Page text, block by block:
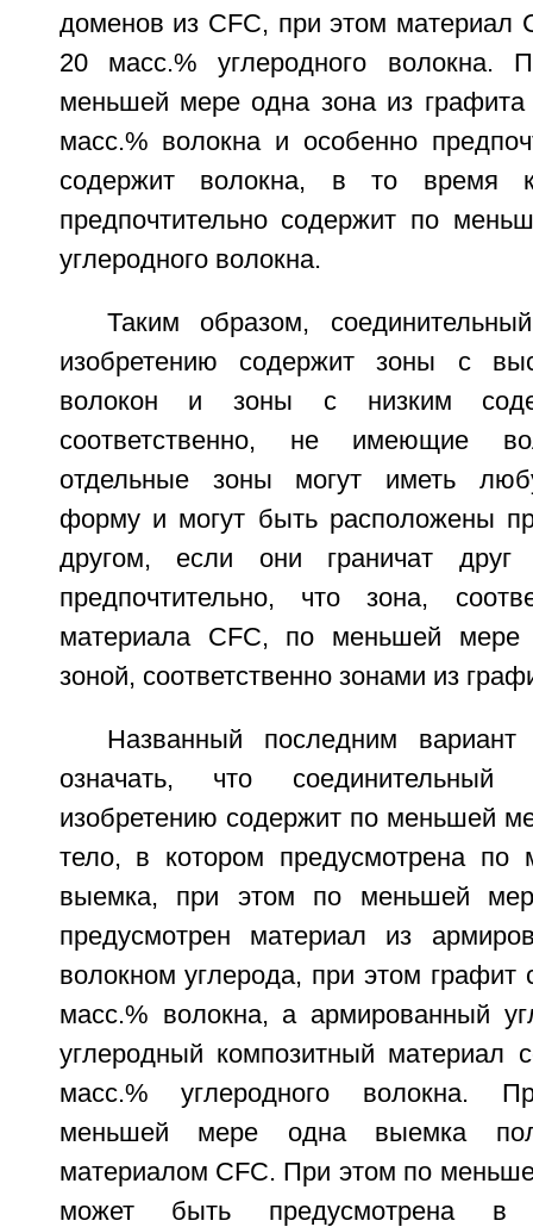
доменов из CFC, при этом материал
20 масс.% углеродного волокна.
меньшей мере одна зона из
масс.% волокна и особенно
содержит волокна, в то время
предпочтительно содержит по
углеродного волокна.
Таким образом,
изобретению содержит зоны с
волокон и зоны с низким
соответственно, не имеющие
отдельные зоны могут иметь
форму и могут быть расположены
другом, если они граничат
предпочтительно, что зона,
материала CFC, по меньшей мере
зоной, соответственно зонами из
Названный последним
означать, что соединительный
изобретению содержит по меньшей
тело, в котором предусмотрена
выемка, при этом по меньшей
предусмотрен материал из
волокном углерода, при этом
масс.% волокна, а армированный
углеродный композитный материал
масс.% углеродного волокна.
меньшей мере одна выемка
материалом CFC. При этом по
может быть предусмотрена в